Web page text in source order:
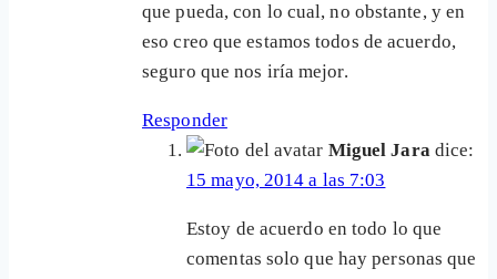
que pueda, con lo cual, no obstante, y en
eso creo que estamos todos de acuerdo,
seguro que nos iría mejor.
Responder
Miguel Jara dice:
15 mayo, 2014 a las 7:03
Estoy de acuerdo en todo lo que
comentas solo que hay personas que